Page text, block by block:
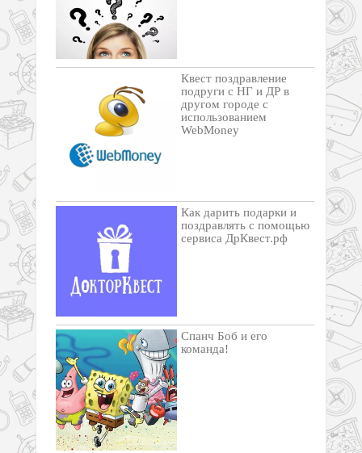
Квест поздравление
подруги с НГ и ДР в
другом городе с
использованием
WebMoney
Как дарить подарки и
поздравлять с помощью
сервиса ДрКвест.рф
Спанч Боб и его
команда!